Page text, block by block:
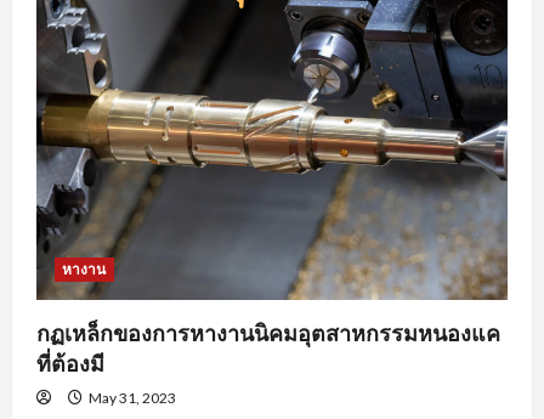
งาน
สวน
อุตสาหกรรม
โรจ
นะ
อยุธยา
หางาน
กฏเหล็กของการหางานนิคมอุตสาหกรรมหนองแค
ที่ต้องมี
May 31, 2023